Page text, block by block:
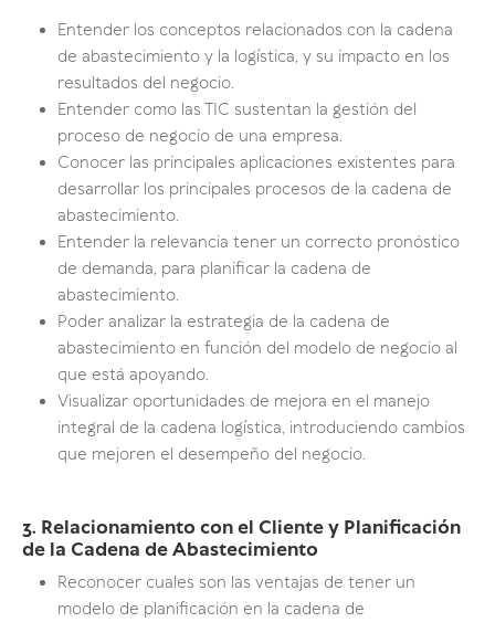
Entender los conceptos relacionados con la cadena
de abastecimiento y la logística, y su impacto en los
resultados del negocio.
Entender como las TIC sustentan la gestión del
proceso de negocio de una empresa.
Conocer las principales aplicaciones existentes para
desarrollar los principales procesos de la cadena de
abastecimiento.
Entender la relevancia tener un correcto pronóstico
de demanda, para planificar la cadena de
abastecimiento.
Poder analizar la estrategia de la cadena de
abastecimiento en función del modelo de negocio al
que está apoyando.
Visualizar oportunidades de mejora en el manejo
integral de la cadena logística, introduciendo cambios
que mejoren el desempeño del negocio.
3. Relacionamiento con el Cliente y Planificación
de la Cadena de Abastecimiento
Reconocer cuales son las ventajas de tener un
modelo de planificación en la cadena de